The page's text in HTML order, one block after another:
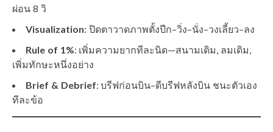
ผ่อน 8 วิ
Visualization: ปิดตาวาดภาพตั้งปีก–วิ่ง–นั่ง–วงเลี้ยว–ลง
Rule of 1%: เพิ่มความยากทีละนิด—สนามเดิม, ลมเดิม,
เพิ่มทักษะหนึ่งอย่าง
Brief & Debrief: บรีฟก่อนบิน–ดีบรีฟหลังบิน ชนะตัวเอง
ทีละข้อ